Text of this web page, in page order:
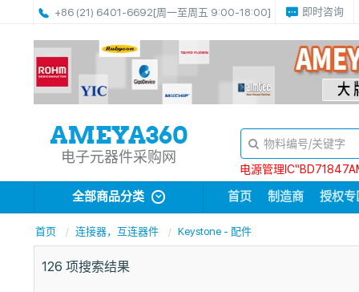
+86 (21) 6401-6692[周一至周五 9:00-18:00] 即时咨询
电子元器件采购网
电源管理
全部商品分类 首页 制造商 授权专
首页 连接器，互连器件 Keystone - 配件
126 项搜索结果